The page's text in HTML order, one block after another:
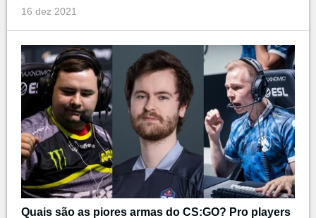
16 dez 2021
Quais são as piores armas do CS:GO? Pro players